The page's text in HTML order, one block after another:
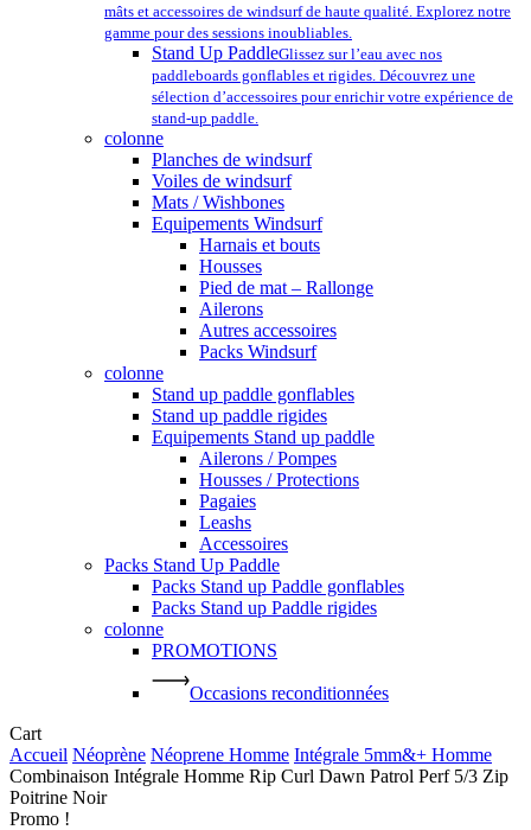
mâts et accessoires de windsurf de haute qualité. Explorez notre
gamme pour des sessions inoubliables.
Stand Up PaddleGlissez sur l’eau avec nos
paddleboards gonflables et rigides. Découvrez une
sélection d’accessoires pour enrichir votre expérience de
stand-up paddle.
colonne
Planches de windsurf
Voiles de windsurf
Mats / Wishbones
Equipements Windsurf
Harnais et bouts
Housses
Pied de mat – Rallonge
Ailerons
Autres accessoires
Packs Windsurf
colonne
Stand up paddle gonflables
Stand up paddle rigides
Equipements Stand up paddle
Ailerons / Pompes
Housses / Protections
Pagaies
Leashs
Accessoires
Packs Stand Up Paddle
Packs Stand up Paddle gonflables
Packs Stand up Paddle rigides
colonne
PROMOTIONS
Occasions reconditionnées
CartClose
Cart
Accueil Néoprène Néoprene Homme Intégrale 5mm&+ Homme
Combinaison Intégrale Homme Rip Curl Dawn Patrol Perf 5/3 Zip
Poitrine Noir
Promo !